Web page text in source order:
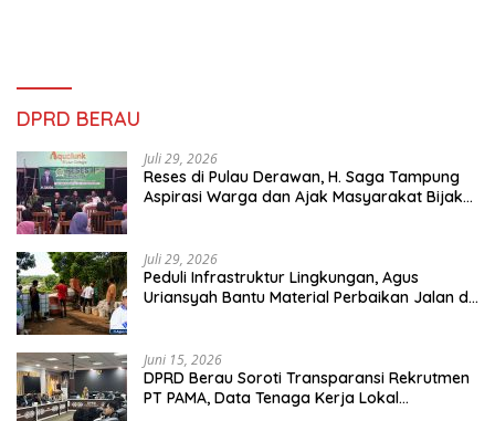
DPRD BERAU
Juli 29, 2026
Reses di Pulau Derawan, H. Saga Tampung
Aspirasi Warga dan Ajak Masyarakat Bijak
Juli 29, 2026
Peduli Infrastruktur Lingkungan, Agus
Uriansyah Bantu Material Perbaikan Jalan di
Juni 15, 2026
DPRD Berau Soroti Transparansi Rekrutmen
PT PAMA, Data Tenaga Kerja Lokal